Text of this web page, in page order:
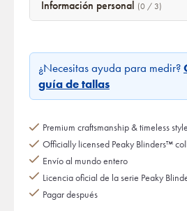
Información personal (0 / 3)
¿Necesitas ayuda para medir?
guía de tallas
Premium craftsmanship & timeless style
Officially licensed Peaky Blinders™
Envío al mundo entero
Licencia oficial de la serie Peaky
Pagar después